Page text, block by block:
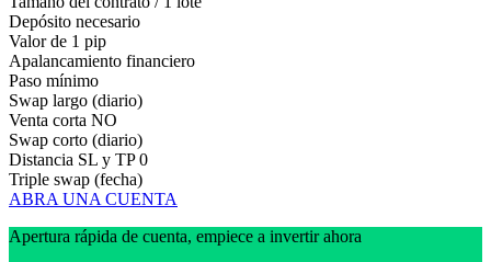
Depósito necesario
Valor de 1 pip
Apalancamiento financiero
Paso mínimo
Swap largo (diario)
Venta corta NO
Swap corto (diario)
Distancia SL y TP 0
Triple swap (fecha)
ABRA UNA CUENTA
Apertura rápida de cuenta, empiece a invertir ahora